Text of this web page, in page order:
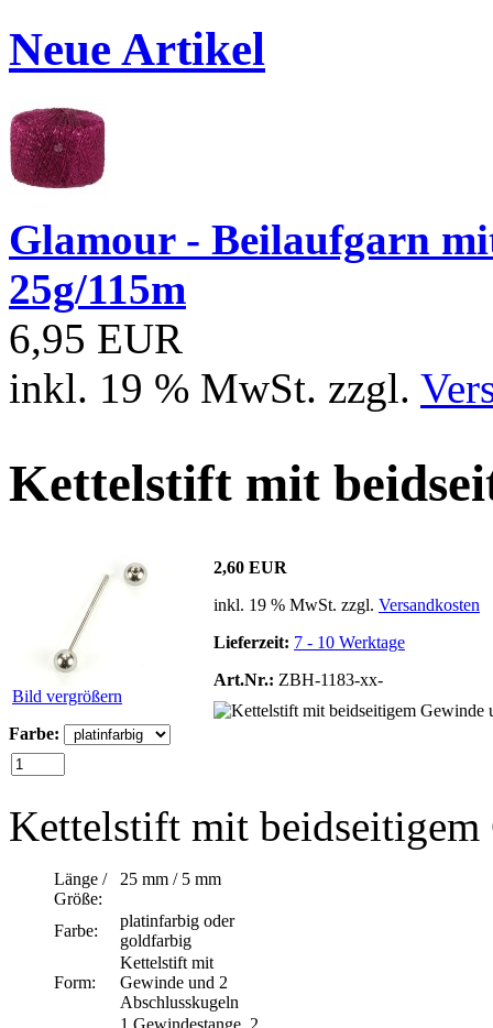
Neue Artikel
Glamour - Beilaufgarn
25g/115m
6,95 EUR
inkl. 19 % MwSt. zzgl.
Kettelstift mit
Bild vergrößern
2,60 EUR
inkl. 19 % MwSt. zzgl. Versandkosten
Lieferzeit: 7 - 10 Werktage
Art.Nr.: ZBH-1183-xx-
Farbe:
Kettelstift mit
Länge /
Größe:
25 mm / 5 mm
Farbe:
platinfarbig oder
goldfarbig
Form:
Kettelstift mit
Gewinde und 2
Abschlusskugeln
1 Gewindestange, 2